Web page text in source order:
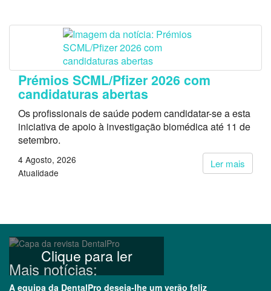
Prémios SCML/Pfizer 2026 com
candidaturas abertas
Os profissionais de saúde podem candidatar-se a esta
iniciativa de apoio à investigação biomédica até 11 de
setembro.
Ler mais
4 Agosto, 2026
Atualidade
Clique para ler
Mais notícias:
A equipa da DentalPro deseja-lhe um verão feliz